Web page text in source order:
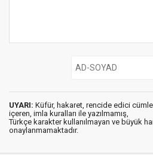
UYARI: Küfür, hakaret, rencide edici
içeren, imla kuralları ile yazılmamış,
Türkçe karakter kullanılmayan ve büyük
onaylanmamaktadır.